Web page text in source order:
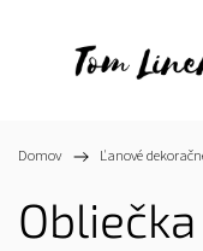
Domov / Ľanové